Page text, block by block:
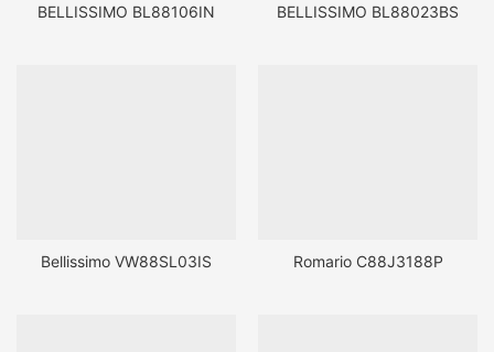
BELLISSIMO BL88106IN BELLISSIMO BL88023BS
Bellissimo VW88SL03IS Romario C88J3188P